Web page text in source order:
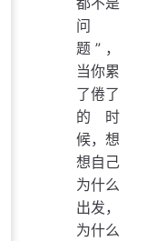
问
题”，
当你累
了倦了
的时
候，想
想自己
为什么
出发，
为什么